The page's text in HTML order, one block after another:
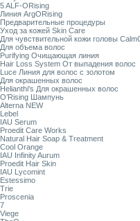
5 ALF-ORising
Линия ArgORising
Предварительные процедуры
Уход за кожей Skin Care
Для чувствительной кожи головы
Для объема волос
Purifying Очищающая линия
Hair Loss System От выпадения волос
Luce Линия для волос с золотом
Для окрашенных волос
Helianthi's Для окрашенных волос
O’Rising Шампунь
Alterna NEW
Lebel
IAU Serum
Proedit Care Works
Natural Hair Soap & Treatment
Cool Orange
IAU Infinity Aurum
Proedit Hair Skin
IAU Lycomint
Estessimo
Trie
Proscenia
7
Viege